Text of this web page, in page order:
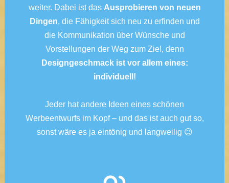
weiter. Dabei ist das Ausprobieren von neuen
Dingen, die Fähigkeit sich neu zu erfinden und
die Kommunikation über Wünsche und
Vorstellungen der Weg zum Ziel, denn
Designgeschmack ist vor allem eines:
individuell!
Jeder hat andere Ideen eines schönen
Werbeentwurfs im Kopf – und das ist auch gut so,
sonst wäre es ja eintönig und langweilig 😉